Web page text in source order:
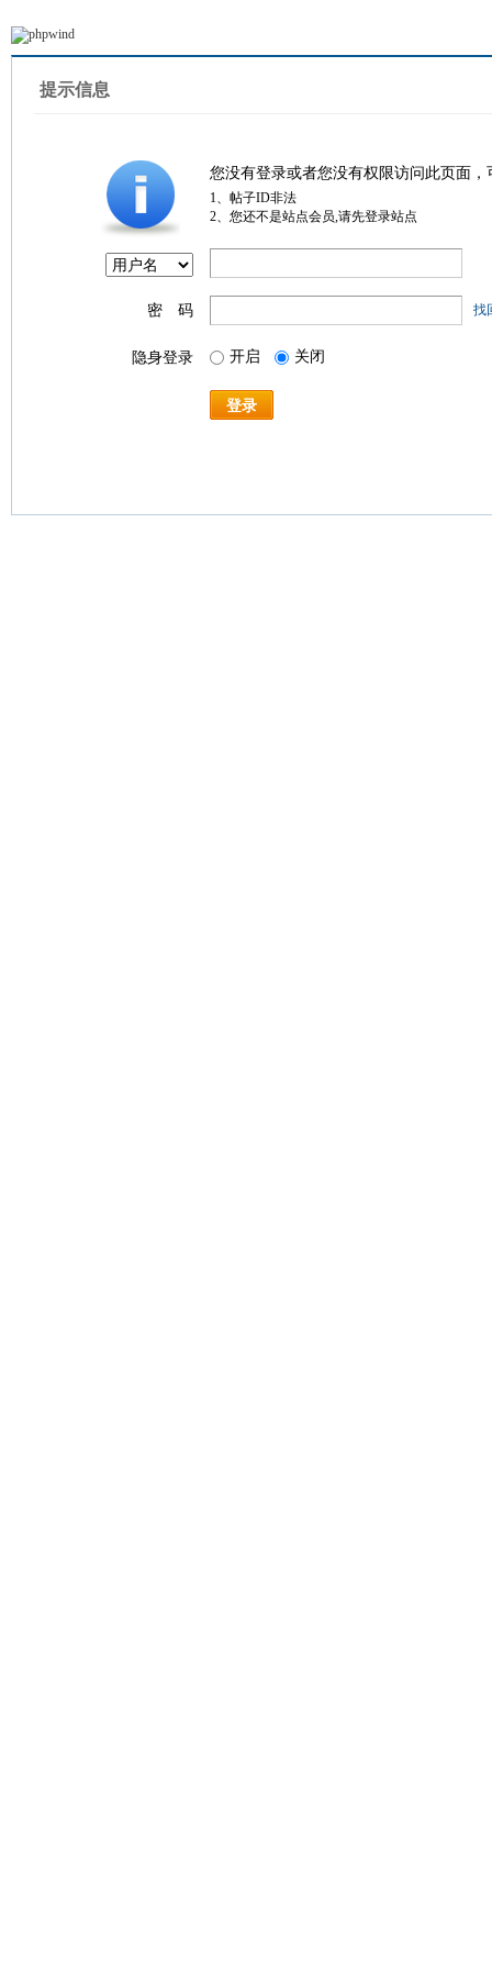
提示信息
您没有登录或者您没有权限访问此页面
1、帖子ID非法
2、您还不是站点会员,请先登录站点
密 码 找
隐身登录 开启 关闭
登录